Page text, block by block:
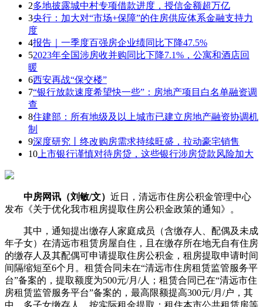
2多地披露城中村专项借款进度，授信金额超万亿
3央行：加大对“市场+保障”的住房供应体系金融支持力
度
4报告｜一季度百强房企业绩同比下降47.5%
52023年全国涉房收并购同比下降7.1%，公寓和酒店回
暖
6西安再战“保交楼”
7“银行放款速度希望快一些”：房地产项目白名单融资调
查
8住建部：所有地级及以上城市已建立房地产融资协调机
制
9深度研究丨终改购房需求持续旺盛，拉动豪宅销售
10 上市银行谨慎对待房贷，这些银行涉房贷款风险加大
中房网讯（刘敏/文） 近日，清远市住房公积金管理中心
发布《关于优化我市租房提取住房公积金政策的通知》。
其中，通知提出缴存人家庭成员（含缴存人、配偶及未成
年子女）在清远市租赁房屋自住，且在缴存所在地无自有住房
的缴存人及其配偶可申请提取住房公积金，租房提取申请时间
间隔缩短至6个月。租赁合同未在“清远市住房租赁监管服务平
台”备案的，提取额度为500元/月/人；租赁合同已在“清远市住
房租赁监管服务平台”备案的，最高限额提高300元/月/户，其
中，多子女缴存人，按实际租金提取；租住本市公共租赁房等